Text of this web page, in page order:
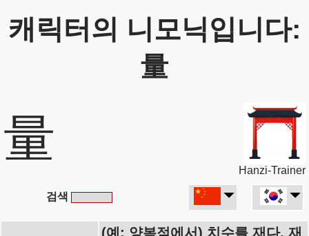
캐릭터의 니모닉입니다:
量
量
Hanzi-Trainer
검색
(예: 양복점에서) 치수를 재다, 재